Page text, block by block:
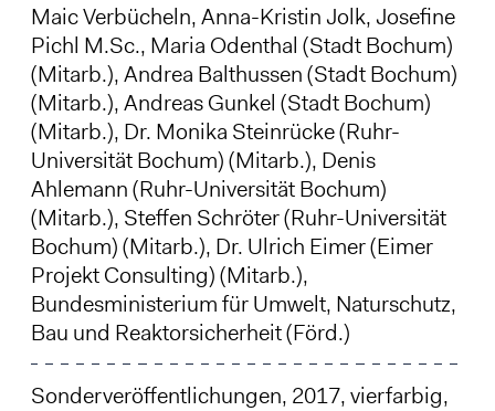
Maic Verbücheln, Anna-Kristin Jolk, Josefine
Pichl M.Sc., Maria Odenthal (Stadt Bochum)
(Mitarb.), Andrea Balthussen (Stadt Bochum)
(Mitarb.), Andreas Gunkel (Stadt Bochum)
(Mitarb.), Dr. Monika Steinrücke (Ruhr-
Universität Bochum) (Mitarb.), Denis
Ahlemann (Ruhr-Universität Bochum)
(Mitarb.), Steffen Schröter (Ruhr-Universität
Bochum) (Mitarb.), Dr. Ulrich Eimer (Eimer
Projekt Consulting) (Mitarb.),
Bundesministerium für Umwelt, Naturschutz,
Bau und Reaktorsicherheit (Förd.)
Sonderveröffentlichungen, 2017, vierfarbig,